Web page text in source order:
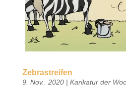
Zebrastreifen
9. Nov.. 2020| Karikatur der